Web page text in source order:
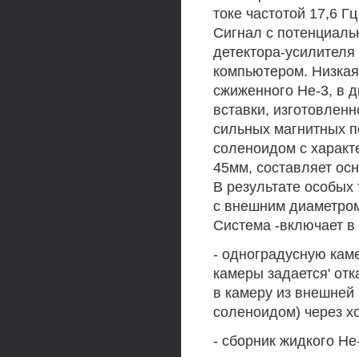
токе частотой 17,6
Сигнал с
детектора-
компьютером.
сжиженного Не-3, в
вставки,
сильных магнитных
соленоидом с
45мм, составляет
В результате
с внешним
Система -включает в
- одноградусную
камеры задается'
в камеру из
соленоидом) через
- сборник жидкого